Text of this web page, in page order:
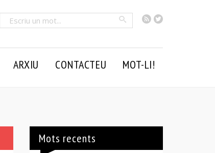
RSSTwitter
Cercar
ARXIU CONTACTEU MOT-LI!
Mots recents